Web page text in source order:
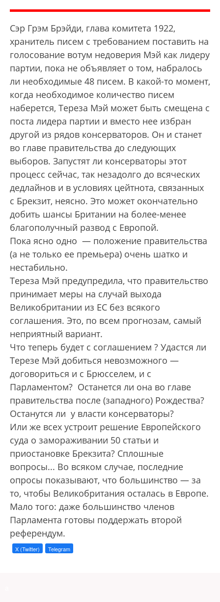
Сэр Грэм Брэйди, глава комитета 1922,
хранитель писем с требованием поставить на
голосование вотум недоверия Мэй как лидеру
партии, пока не объявляет о том, набралось
ли необходимые 48 писем. В какой-то момент,
когда необходимое количество писем
наберется, Тереза Мэй может быть смещена с
поста лидера партии и вместо нее избран
другой из рядов консерваторов. Он и станет
во главе правительства до следующих
выборов. Запустят ли консерваторы этот
процесс сейчас, так незадолго до всяческих
дедлайнов и в условиях цейтнота, связанных
с Брекзит, неясно. Это может окончательно
добить шансы Британии на более-менее
благополучный развод с Европой.
Пока ясно одно — положение правительства
(а не только ее премьера) очень шатко и
нестабильно.
Тереза Мэй предупредила, что правительство
принимает меры на случай выхода
Великобритании из ЕС без всякого
соглашения. Это, по всем прогнозам, самый
неприятный вариант.
Что теперь будет с соглашением ? Удастся ли
Терезе Мэй добиться невозможного —
договориться и с Брюсселем, и с
Парламентом? Останется ли она во главе
правительства после (западного) Рождества?
Останутся ли у власти консерваторы?
Или же всех устроит решение Европейского
суда о замораживании 50 статьи и
приостановке Брекзита? Сплошные
вопросы... Во всяком случае, последние
опросы показывают, что большинство — за
то, чтобы Великобритания осталась в Европе.
Мало того: даже большинство членов
Парламента готовы поддержать второй
референдум.
X (Twitter) Telegram